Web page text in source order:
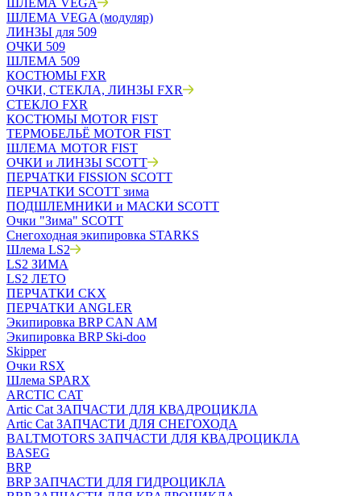
ШЛЕМА VEGA
ШЛЕМА VEGA (модуляр)
ЛИНЗЫ для 509
ОЧКИ 509
ШЛЕМА 509
КОСТЮМЫ FXR
ОЧКИ, СТЕКЛА, ЛИНЗЫ FXR
СТЕКЛО FXR
КОСТЮМЫ MOTOR FIST
ТЕРМОБЕЛЬЁ MOTOR FIST
ШЛЕМА MOTOR FIST
ОЧКИ и ЛИНЗЫ SCOTT
ПЕРЧАТКИ FISSION SCOTT
ПЕРЧАТКИ SCOTT зима
ПОДШЛЕМНИКИ и МАСКИ SCOTT
Очки "Зима" SCOTT
Снегоходная экипировка STARKS
Шлема LS2
LS2 ЗИМА
LS2 ЛЕТО
ПЕРЧАТКИ CKX
ПЕРЧАТКИ ANGLER
Экипировка BRP CAN AM
Экипировка BRP Ski-doo
Skipper
Очки RSX
Шлема SPARX
ARCTIC CAT
Artic Cat ЗАПЧАСТИ ДЛЯ КВАДРОЦИКЛА
Artic Cat ЗАПЧАСТИ ДЛЯ СНЕГОХОДА
BALTMOTORS ЗАПЧАСТИ ДЛЯ КВАДРОЦИКЛА
BASEG
BRP
BRP ЗАПЧАСТИ ДЛЯ ГИДРОЦИКЛА